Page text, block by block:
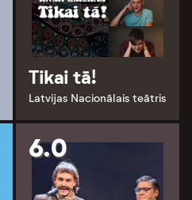
Tikai tā!
Latvijas Nacionālais teātris
6.0